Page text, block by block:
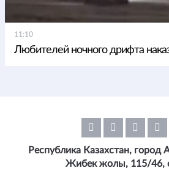
11:10
Любителей ночного дрифта
Республика Казахстан, город
Жибек жолы, 115/46,